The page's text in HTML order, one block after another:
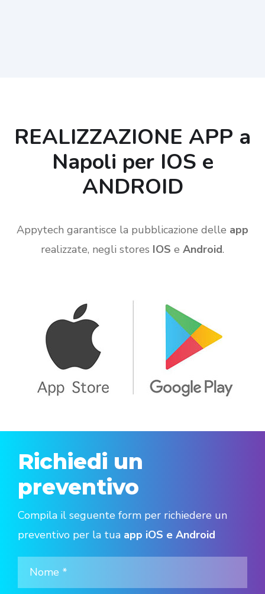
REALIZZAZIONE APP a
Napoli per IOS e
ANDROID
Appytech garantisce la pubblicazione delle app
realizzate, negli stores IOS e Android.
Richiedi un
preventivo
Compila il seguente form per richiedere un
preventivo per la tua app iOS e Android